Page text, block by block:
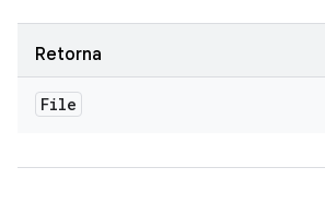
Retorna
File